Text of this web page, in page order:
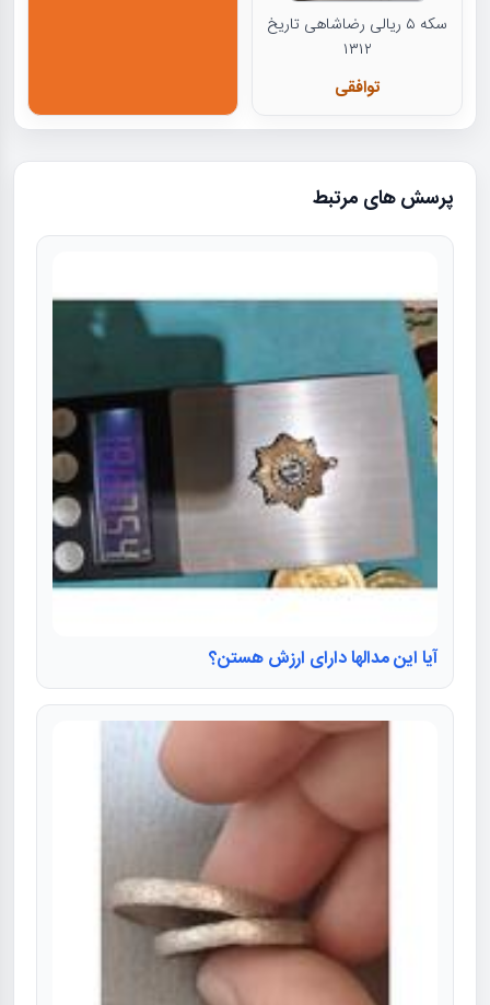
سکه ۵ ریالی رضاشاهی تاریخ
۱۳۱۲
توافقی
پرسش های مرتبط
آیا این مدالها دارای ارزش هستن؟